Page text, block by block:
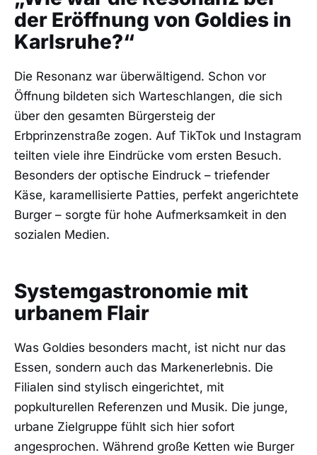
der Eröffnung von Goldies in
Karlsruhe?“
Die Resonanz war überwältigend. Schon vor
Öffnung bildeten sich Warteschlangen, die sich
über den gesamten Bürgersteig der
Erbprinzenstraße zogen. Auf TikTok und Instagram
teilten viele ihre Eindrücke vom ersten Besuch.
Besonders der optische Eindruck – triefender
Käse, karamellisierte Patties, perfekt angerichtete
Burger – sorgte für hohe Aufmerksamkeit in den
sozialen Medien.
Systemgastronomie mit
urbanem Flair
Was Goldies besonders macht, ist nicht nur das
Essen, sondern auch das Markenerlebnis. Die
Filialen sind stylisch eingerichtet, mit
popkulturellen Referenzen und Musik. Die junge,
urbane Zielgruppe fühlt sich hier sofort
angesprochen. Während große Ketten wie Burger